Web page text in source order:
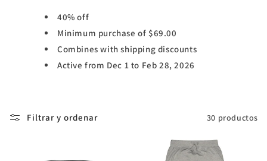
40% off
Minimum purchase of $69.00
Combines with shipping discounts
Active from Dec 1 to Feb 28, 2026
Filtrar y ordenar 30 productos